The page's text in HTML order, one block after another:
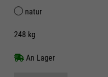
natur
248 kg
An Lager